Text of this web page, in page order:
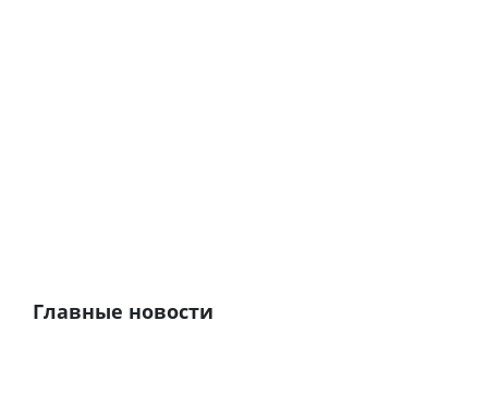
Главные новости